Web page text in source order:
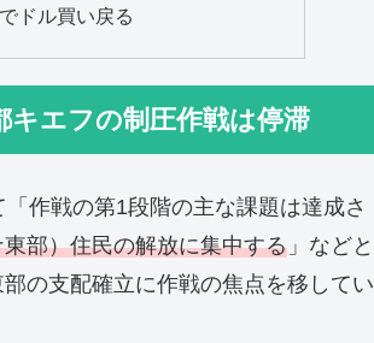
ドル買い戻る
エフの制圧作戦は停滞
作戦の第1段階の主な課題は達成さ
部）住民の解放に集中する 」などと
の支配確立に作戦の焦点を移してい